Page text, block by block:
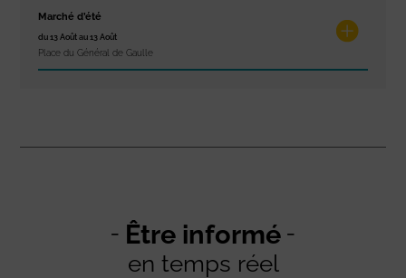
Marché d’été
du 13 Août au 13 Août
Place du Général de Gaulle
Être informé
en temps réel